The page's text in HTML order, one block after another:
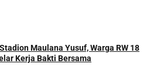
Maulana Yusuf, Warga RW 18
Kerja Bakti Bersama